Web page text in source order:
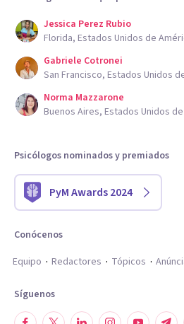
Jessica Perez Rubio
Florida, Estados Unidos de
Gabriele Cotronei
San Francisco, Estados Unidos
Norma Mazzarone
Buenos Aires, Estados Unidos
Psicólogos nominados y premiados
PyM Awards 2024
Conócenos
Equipo
Redactores Tópicos
Síguenos